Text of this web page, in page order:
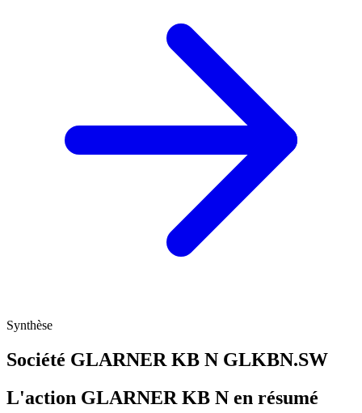
Synthèse
Société GLARNER KB N GLKBN.SW
L'action GLARNER KB N en résumé